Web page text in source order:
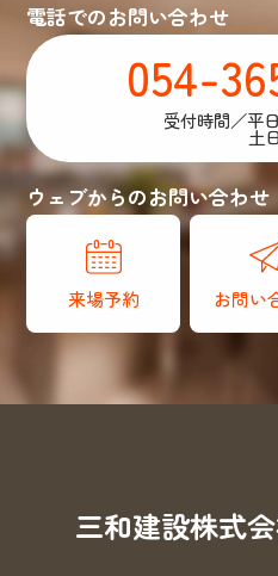
電話でのお問い合わせ
054-
受付時間／平
土
ウェブからのお問い合わせ
来場予約 お問い
三和建設株式